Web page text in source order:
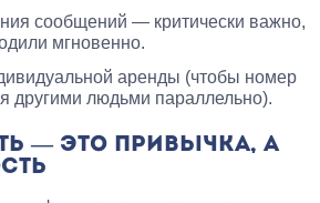
сообщений — критически важно,
мгновенно.
аренды (чтобы номер
другими людьми параллельно).
— ЭТО ПРИВЫЧКА, А